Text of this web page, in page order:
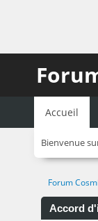
Accueil
Bienvenue
Forum
Accord